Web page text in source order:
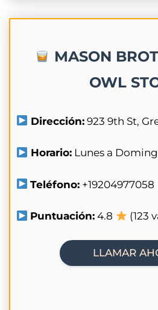
MASON
OWL
Dirección: 923 9th St,
Horario: Lunes a
Teléfono: +19204977058
Puntuación: 4.8 (123
LLAMAR